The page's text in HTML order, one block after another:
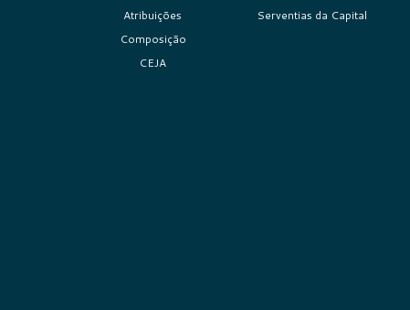
Atribuições
Composição
CEJA
Serventias da Capital